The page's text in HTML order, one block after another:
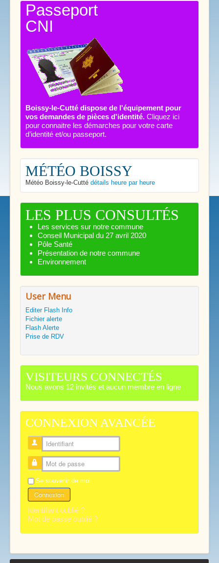
Passeport
CNI
Boissy-le-Cutté dispose de l'équipement pour
vos demandes de pièces d'identité. Cliquez ici
pour connaitre les démarches pour votre carte
d’identité et/ou passeport.
MÉTÉO BOISSY
Météo Boissy-le-Cutté détails heure par heure
LES PLUS CONSULTÉS
Les services sur notre commune
Conseil Municipal du 27 avril 2020
Pôle Santé
Présentation de notre commune
Environnement
User Menu
Editer Flash Info
Fichier alerte
Flash Alerte
Prise de RDV
VISITEURS CONNECTÉS
Nous avons 12 invités et aucun membre en ligne
CONNEXION AVANCÉE
Identifiant
Mot de passe
Se souvenir de moi
Connexion
Identifiant oublié ?
Mot de passe oublié ?